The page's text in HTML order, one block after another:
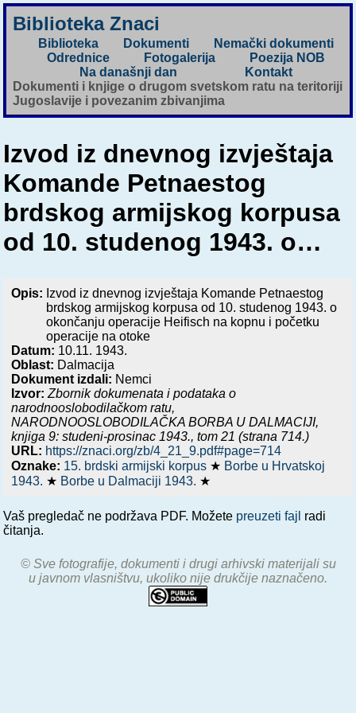
Biblioteka Znaci
Biblioteka Dokumenti
Nemački dokumenti
Odrednice
Fotogalerija
Poezija NOB
Na današnji dan
Kontakt
Dokumenti i knjige o drugom svetskom ratu na teritoriji
Jugoslavije i povezanim zbivanjima
Izvod iz dnevnog izvještaja
Komande Petnaestog
brdskog armijskog korpusa
od 10. studenog 1943. o…
Opis: Izvod iz dnevnog izvještaja Komande Petnaestog
brdskog armijskog korpusa od 10. studenog 1943. o
okončanju operacije Heifisch na kopnu i početku
operacije na otoke
Datum: 10.11. 1943.
Oblast: Dalmacija
Dokument izdali: Nemci
Izvor: Zbornik dokumenata i podataka o
narodnooslobodilačkom ratu,
NARODNOOSLOBODILAČKA BORBA U DALMACIJI,
knjiga 9: studeni-prosinac 1943., tom 21 (strana 714.)
URL: https://znaci.org/zb/4_21_9.pdf#page=714
Oznake: 15. brdski armijski korpus ★ Borbe u Hrvatskoj
1943. ★ Borbe u Dalmaciji 1943. ★
Vaš pregledač ne podržava PDF. Možete preuzeti fajl radi
čitanja.
© Sve fotografije, dokumenti i drugi arhivski materijali su
u javnom vlasništvu, ukoliko nije drukčije naznačeno.